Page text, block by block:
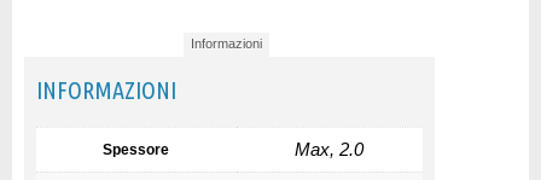
Informazioni
INFORMAZIONI
Spessore Max, 2.0